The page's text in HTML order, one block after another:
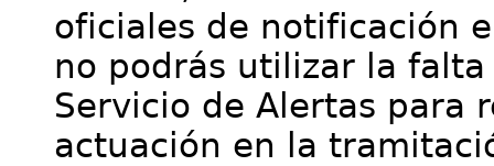
oficiales de notificación
no podrás utilizar la
Servicio de Alertas para
actuación en la